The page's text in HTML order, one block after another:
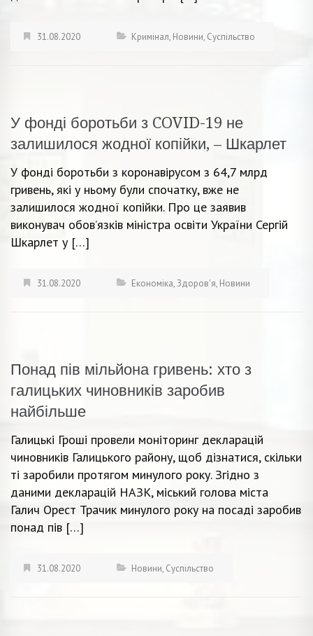
31.08.2020 Кримінал, Новини, Суспільство
У фонді боротьби з COVID-19 не
залишилося жодної копійки, – Шкарлет
У фонді боротьби з коронавірусом з 64,7 млрд
гривень, які у ньому були спочатку, вже не
залишилося жодної копійки. Про це заявив
виконувач обов’язків міністра освіти України Сергій
Шкарлет у […]
31.08.2020 Економіка,Здоров'я, Новини
Понад пів мільйона гривень: хто з
галицьких чиновників заробив
найбільше
Галицькі Гроші провели моніторинг декларацій
чиновників Галицького району, щоб дізнатися, скільки
ті заробили протягом минулого року. Згідно з
даними декларацій НАЗК, міський голова міста
Галич Орест Трачик минулого року на посаді заробив
понад пів […]
31.08.2020 Новини, Суспільство